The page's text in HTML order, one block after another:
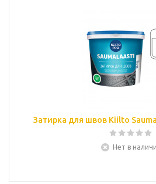
Затирка для швов Kiilto
Нет в